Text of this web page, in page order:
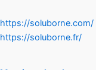
https://soluborne.com/
https://soluborne.fr/